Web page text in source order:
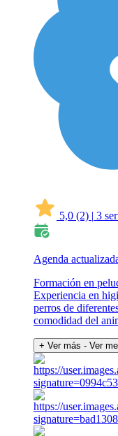
5,0 (2) | 3
Agenda
Formación en
Experiencia en
perros de
comodidad del
+ Ver más - Ver